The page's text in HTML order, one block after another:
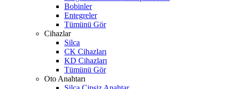
Bobinler
Entegreler
Tümünü Gör
Cihazlar
Silca
CK Cihazları
KD Cihazları
Tümünü Gör
Oto Anahtarı